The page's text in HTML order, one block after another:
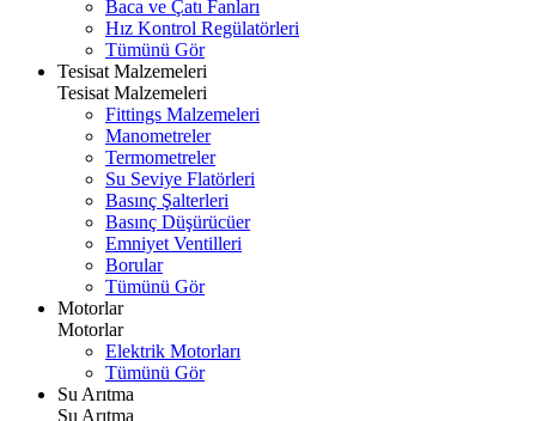
Baca ve Çatı Fanları
Hız Kontrol Regülatörleri
Tümünü Gör
Tesisat Malzemeleri
Tesisat Malzemeleri
Fittings Malzemeleri
Manometreler
Termometreler
Su Seviye Flatörleri
Basınç Şalterleri
Basınç Düşürücüer
Emniyet Ventilleri
Borular
Tümünü Gör
Motorlar
Motorlar
Elektrik Motorları
Tümünü Gör
Su Arıtma
Su Arıtma